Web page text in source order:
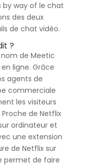
by way of le chat
des deux
de chat vidéo.
?
nom de Meetic
ligne. Grâce
agents de
commerciale
les visiteurs
de Netflix
ordinateur et
une extension
de Netflix sur
permet de faire